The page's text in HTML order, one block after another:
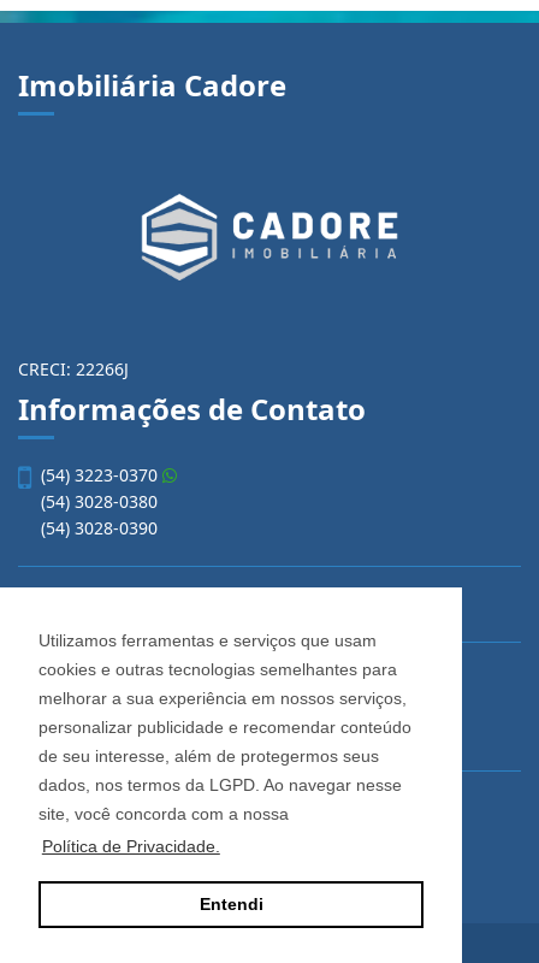
Utilizamos ferramentas e serviços que usam
cookies e outras tecnologias semelhantes para
melhorar a sua experiência em nossos serviços,
personalizar publicidade e recomendar conteúdo
de seu interesse, além de protegermos seus
dados, nos termos da LGPD. Ao navegar nesse
site, você concorda com a nossa
Política de Privacidade.
Entendi
Imobiliária Cadore
CRECI: 22266J
Informações de Contato
(54) 3223-0370
(54) 3028-0380
(54) 3028-0390
Imobiliária Cadore
Rua Os Dezoito do Forte, 1622, Centro
Caxias do Sul - Rio Grande do Sul
Horário de Atendimento
De segunda a sexta-feira
Das 08:30 às 12:00 e das 13:30 às 18:00